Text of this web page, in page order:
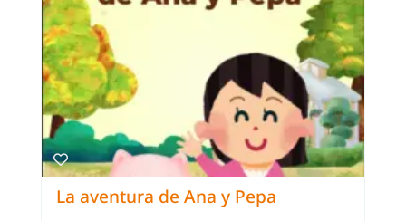
La aventura de Ana y Pepa